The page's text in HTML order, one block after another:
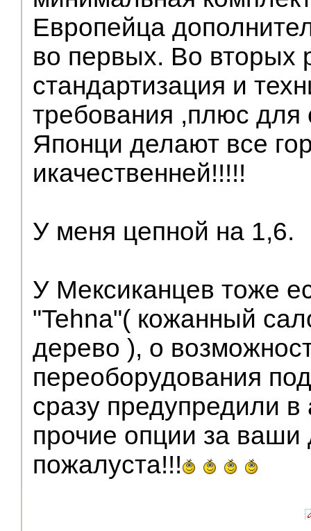
Европейца
во первых. Во вторых
стандартизация и
требования ,плюс
Японци делают все
икачественней!!!!!
У меня цепной на 1,6.
У Мексиканцев тоже
"Tehna"( кожанный
дерево ), о
переоборудования
сразу предупредили в
прочие опции за ваши
пожалуста!!!